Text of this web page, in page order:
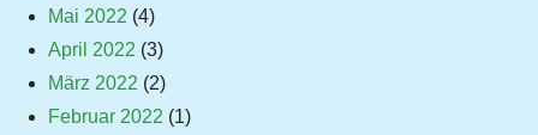
Mai 2022 (4)
April 2022 (3)
März 2022 (2)
Februar 2022 (1)